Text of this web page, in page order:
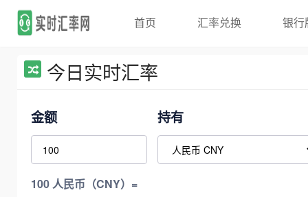
首页 汇率兑换 银行
今日实时汇率
金额 持有
100 人民币（CNY）=